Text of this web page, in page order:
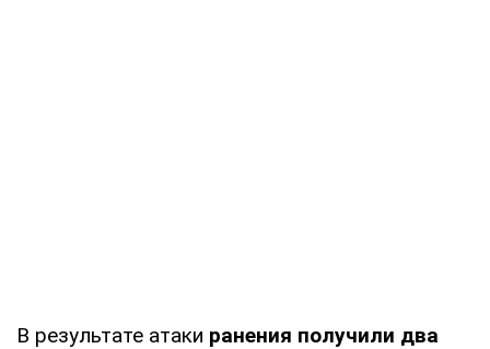
В результате атаки ранения получили два